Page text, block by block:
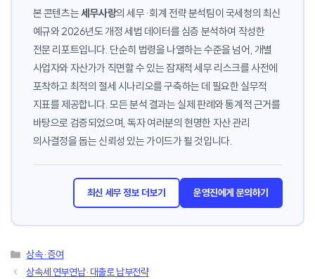
본 콘텐츠는세무사랑의 세무·회계 전략 분석팀이 국세청의 최신
예규와 2026년도 개정 세법 데이터를 심층 분석하여 작성한
전문 리포트입니다. 단순히 법령을 나열하는 수준을 넘어, 개별
사업자와 자산가가 직면할 수 있는 잠재적 세무 리스크를 사전에
포착하고 최적의 절세 시나리오를 구축하는 데 필요한 실무적
지표를 제공합니다. 모든 분석 결과는 실제 판례와 통계적 근거를
바탕으로 검증되었으며, 독자 여러분의 현명한 자산 관리
의사결정을 돕는 신뢰성 있는 가이드가 될 것입니다.
최신 세무 정보 더보기 운영진에게 문의하기
카
테
상속·증여
상속세 연부연납·대출로 납부전략